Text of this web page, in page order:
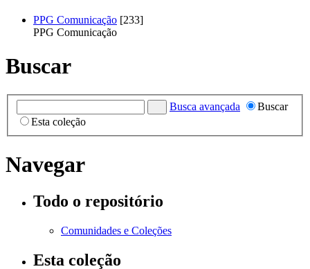
PPG Comunicação [233]
PPG Comunicação
Buscar
Busca avançada
Buscar
Esta coleção
Navegar
Todo o repositório
Comunidades e Coleções
Esta coleção